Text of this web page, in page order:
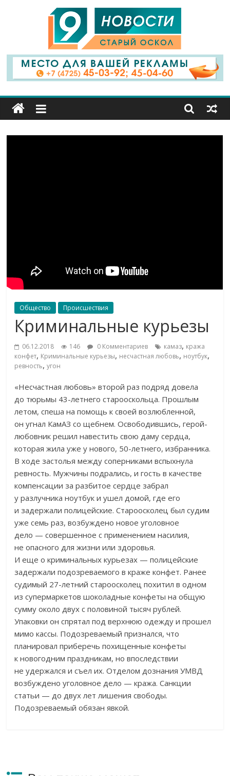
9
Канал
Старый
Общество Происшествия
Криминальные курьезы
06.12.2018 146 0 Комментариев камаз, кража
конфет, Криминальные курьезы, несчастная любовь, ноутбук,
ревность,угон
«Несчастная любовь» второй раз подряд довела
до тюрьмы 43-летнего старооскольца. Прошлым
летом, спеша на помощь к своей возлюбленной,
он угнал КамАЗ со щебнем. Освободившись,герой-
любовникрешил навестить свою даму сердца,
которая жила уже у нового, 50-летнего, избранника.
В ходе застолья между соперниками вспыхнула
ревность. Мужчины подрались, и гость в качестве
компенсации за разбитое сердце забрал
у разлучника ноутбук и ушел домой, где его
и задержали полицейские. Староосколец был судим
уже семь раз, возбуждено новое уголовное
дело — совершенное с применением насилия,
не опасного для жизни или здоровья.
И еще о криминальных курьезах — полицейские
задержали подозреваемого в краже конфет. Ранее
судимый 27-летний староосколец похитил в одном
из супермаркетов шоколадные конфеты на общую
сумму около двух с половиной тысяч рублей.
Упаковки он спрятал под верхнюю одежду и прошел
мимо кассы. Подозреваемый признался, что
планировал приберечь похищенные конфеты
к новогодним праздникам, но впоследствии
не удержался и съел их. Отделом дознания УМВД
возбуждено уголовное дело — кража. Санкции
статьи — до двух лет лишения свободы.
Подозреваемый обязан явкой.